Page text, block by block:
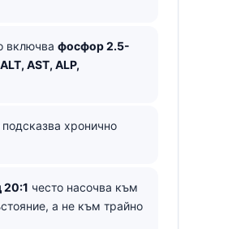
включва фосфор 2.5-
ALT, AST, ALP,
подсказва хронично
20:1 често насочва към
а не към трайно